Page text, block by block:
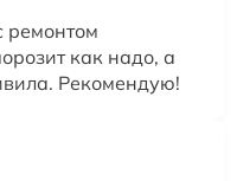
ремонтом
как надо, а
Рекомендую!